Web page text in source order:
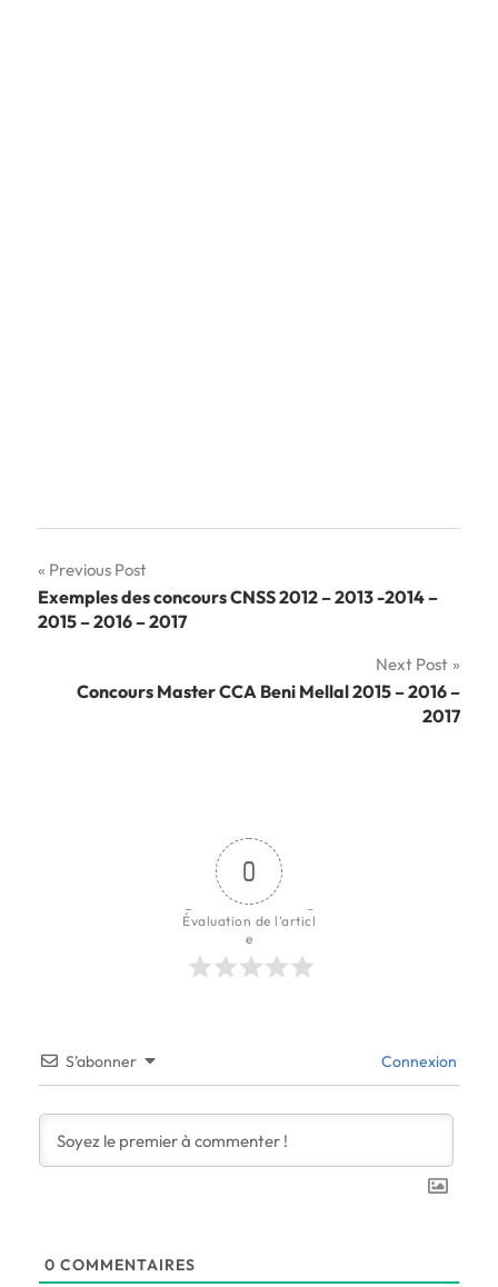
Navigation
de
Previous Post
Exemples des concours CNSS 2012 – 2013 -2014 –
2015 – 2016 – 2017
Next Post
Concours Master CCA Beni Mellal 2015 – 2016 –
2017
0
Évaluation de l'articl
e
S’abonner Connexion
0 COMMENTAIRES